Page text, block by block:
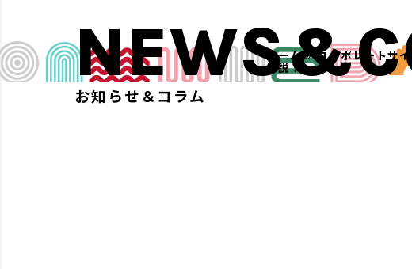
お知らせ＆コラム
ホーム» コーポレートサ
解説！